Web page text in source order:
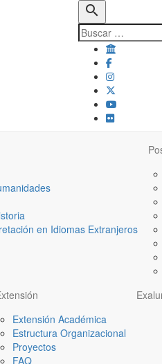
search
en Idiomas Extranjeros
Extensión Académica
Estructura Organizacional
Proyectos
FAQ